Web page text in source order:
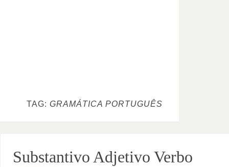
TAG: GRAMÁTICA PORTUGUÊS
Substantivo Adjetivo Verbo